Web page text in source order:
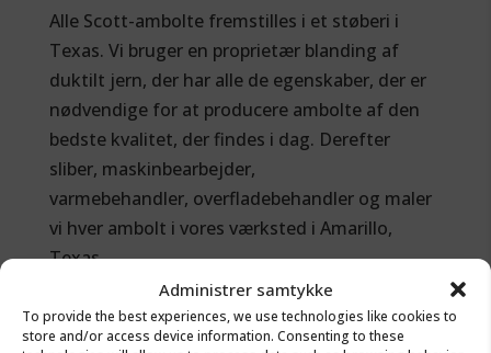
Administrer samtykke
To provide the best experiences, we use technologies like cookies to
store and/or access device information. Consenting to these
Alle Scott-ambolte fremstilles i et støberi i
Texas. Vi bruger en proprietær blanding af
duktilt jern, der har alle de egenskaber, der er
nødvendige for at producere ambolte af den
bedste kvalitet, der findes i dag. Derefter
sliber, maskinbearbejder,
varmebehandler, overfladebehandler og maler
vi hver ambolt i vores værksted i Amarillo,
Texas.
Designet, testet og brugt af Scott Collier.
Vægt: 91 kg